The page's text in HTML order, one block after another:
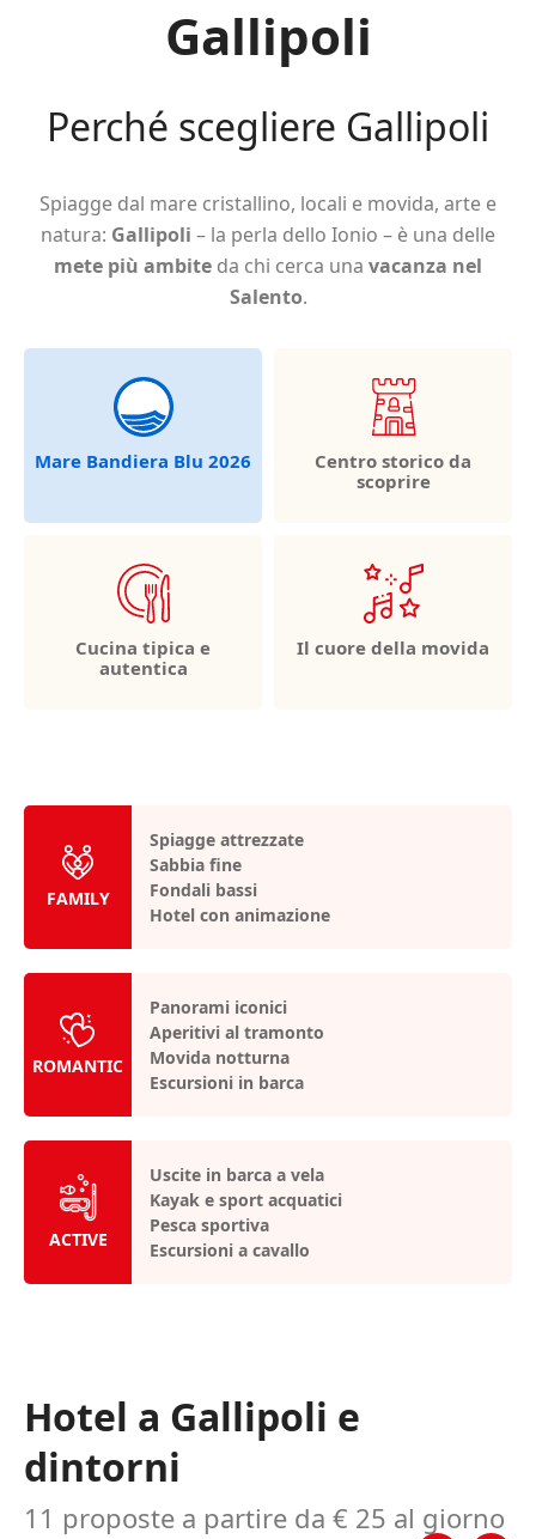
Gallipoli
Perché scegliere Gallipoli
Spiagge dal mare cristallino, locali e movida, arte e
natura: Gallipoli – la perla dello Ionio – è una delle
mete più ambite da chi cerca una vacanza nel
Salento.
Mare Bandiera Blu 2026
Centro storico da
scoprire
Cucina tipica e
autentica
Il cuore della movida
FAMILY
Spiagge attrezzate
Sabbia fine
Fondali bassi
Hotel con animazione
ROMANTIC
Panorami iconici
Aperitivi al tramonto
Movida notturna
Escursioni in barca
ACTIVE
Uscite in barca a vela
Kayak e sport acquatici
Pesca sportiva
Escursioni a cavallo
Hotel a Gallipoli e
dintorni
11 proposte a partire da € 25 al giorno